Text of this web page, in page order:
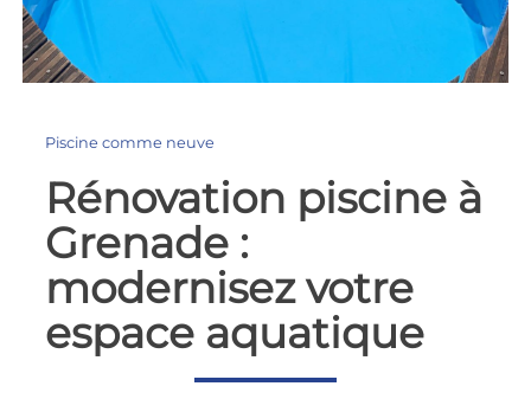
Piscine comme neuve
Rénovation piscine à
Grenade :
modernisez votre
espace aquatique